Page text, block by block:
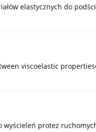
elastycznych do
viscoelastic
wyścieleń protez